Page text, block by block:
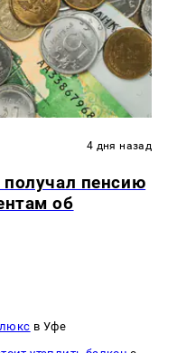
4 дня назад
пенсию
об
в Уфе